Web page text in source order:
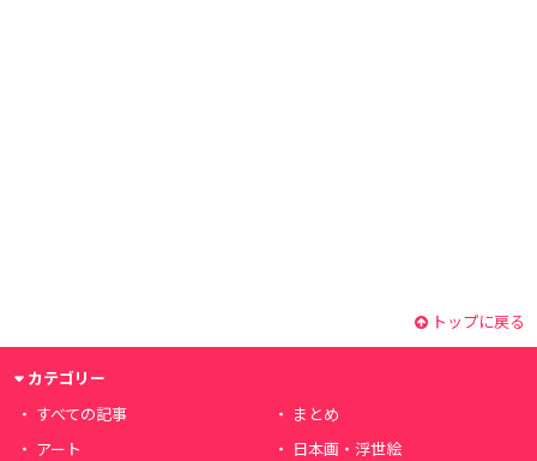
トップに戻る
カテゴリー
すべての記事
まとめ
アート
日本画・浮世絵